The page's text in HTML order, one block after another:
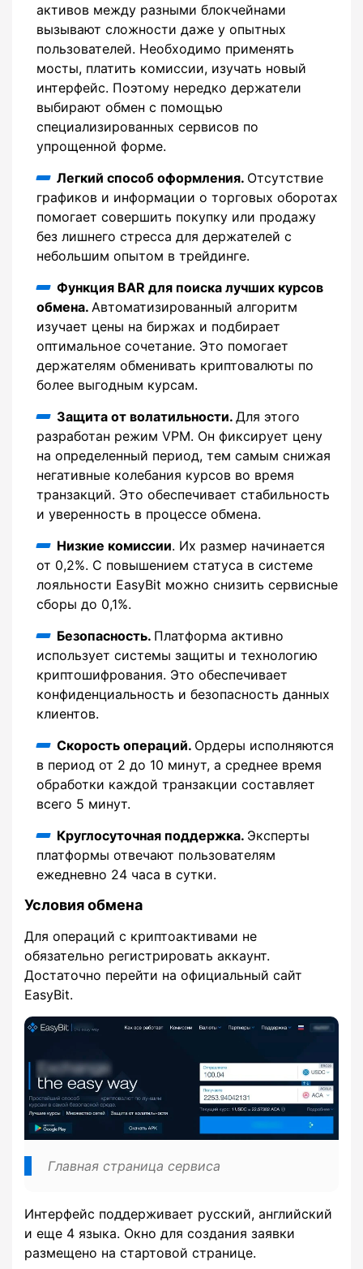
активов между разными блокчейнами
вызывают сложности даже у опытных
пользователей. Необходимо применять
мосты, платить комиссии, изучать новый
интерфейс. Поэтому нередко держатели
выбирают обмен с помощью
специализированных сервисов по
упрощенной форме.
Легкий способ оформления. Отсутствие
графиков и информации о торговых оборотах
помогает совершить покупку или продажу
без лишнего стресса для держателей с
небольшим опытом в трейдинге.
Функция BAR для поиска лучших курсов
обмена. Автоматизированный алгоритм
изучает цены на биржах и подбирает
оптимальное сочетание. Это помогает
держателям обменивать криптовалюты по
более выгодным курсам.
Защита от волатильности. Для этого
разработан режим VPM. Он фиксирует цену
на определенный период, тем самым снижая
негативные колебания курсов во время
транзакций. Это обеспечивает стабильность
и уверенность в процессе обмена.
Низкие комиссии. Их размер начинается
от 0,2%. С повышением статуса в системе
лояльности EasyBit можно снизить сервисные
сборы до 0,1%.
Безопасность. Платформа активно
использует системы защиты и технологию
криптошифрования. Это обеспечивает
конфиденциальность и безопасность данных
клиентов.
Скорость операций. Ордеры исполняются
в период от 2 до 10 минут, а среднее время
обработки каждой транзакции составляет
всего 5 минут.
Круглосуточная поддержка. Эксперты
платформы отвечают пользователям
ежедневно 24 часа в сутки.
Условия обмена
Для операций с криптоактивами не
обязательно регистрировать аккаунт.
Достаточно перейти на официальный сайт
EasyBit.
Главная страница сервиса
Интерфейс поддерживает русский, английский
и еще 4 языка. Окно для создания заявки
размещено на стартовой странице.